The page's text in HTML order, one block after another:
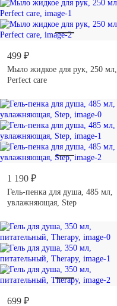
499 ₽
Мыло жидкое для рук, 250 мл,
Perfect care
1 190 ₽
Гель-пенка для душа, 485 мл,
увлажняющая, Step
699 ₽